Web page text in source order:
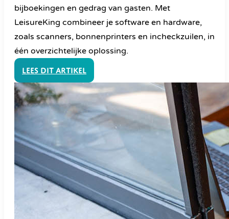
bijboekingen en gedrag van gasten. Met
LeisureKing combineer je software en hardware,
zoals scanners, bonnenprinters en incheckzuilen, in
één overzichtelijke oplossing.
Lees dit artikel